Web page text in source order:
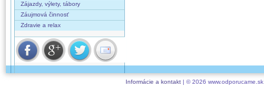
Zájazdy, výlety, tábory
Záujmová činnosť
Zdravie a relax
Informácie a kontakt| © 2026